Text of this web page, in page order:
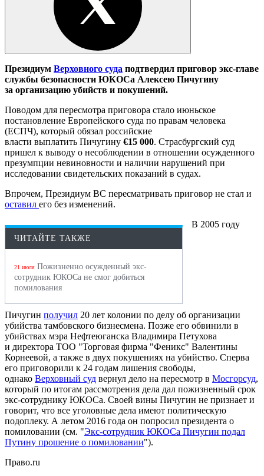
Президиум Верховного суда подтвердил приговор экс-главе
службы безопасности ЮКОСа Алексею Пичугину
за организацию убийств и покушений.
Поводом для пересмотра приговора стало июньское
постановление Европейского суда по правам человека
(ЕСПЧ), который обязал российские
власти выплатить Пичугину €15 000. Страсбургский суд
пришел к выводу о несоблюдении в отношении осужденного
презумпции невиновности и наличии нарушений при
исследовании свидетельских показаний в судах.
Впрочем, Президиум ВС пересматривать приговор не стал и
оставил его без изменений.
ЧИТАЙТЕ ТАКЖЕ
21 июля Пожизненно осужденный экс-
сотрудник ЮКОСа не смог добиться
помилования
В 2005 году
Пичугин получил 20 лет колонии по делу об организации
убийства тамбовского бизнесмена. Позже его обвинили в
убийствах мэра Нефтеюганска Владимира Петухова
и директора ТОО "Торговая фирма "Феникс" Валентины
Корнеевой, а также в двух покушениях на убийство. Сперва
его приговорили к 24 годам лишения свободы,
однако Верховный суд вернул дело на пересмотр в Мосгорсуд,
который по итогам рассмотрения дела дал пожизненный срок
экс-сотруднику ЮКОСа. Своей вины Пичугин не признает и
говорит, что все уголовные дела имеют политическую
подоплеку. А летом 2016 года он попросил президента о
помиловании (см. "Экс-сотрудник ЮКОСа Пичугин подал
Путину прошение о помиловании").
Право.ru